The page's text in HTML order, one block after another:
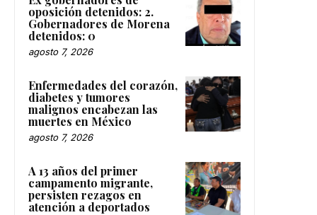
oposición detenidos: 2.
Gobernadores de Morena
detenidos: 0
agosto 7, 2026
Enfermedades del corazón,
diabetes y tumores
malignos encabezan las
muertes en México
agosto 7, 2026
A 13 años del primer
campamento migrante,
persisten rezagos en
atención a deportados